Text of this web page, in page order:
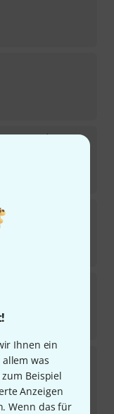
Ihnen ein
was
Beispiel
Anzeigen
Wenn das für
Headset
B
B